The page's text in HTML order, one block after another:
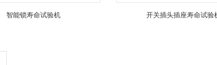
智能锁寿命试验机 开关插头插座寿命试验